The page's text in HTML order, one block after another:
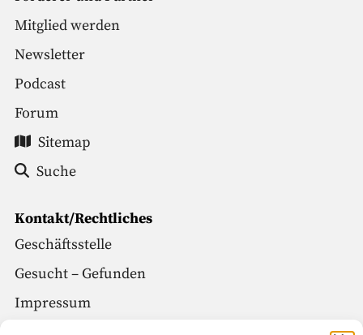
Mitglied werden
Newsletter
Podcast
Forum
Sitemap
Suche
Kontakt/Rechtliches
Geschäftsstelle
Gesucht – Gefunden
Impressum